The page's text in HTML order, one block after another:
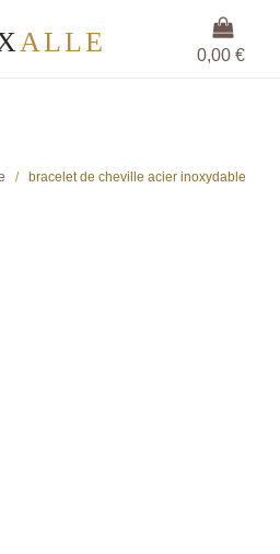
0,00 €
/
bracelet de cheville acier inoxydable